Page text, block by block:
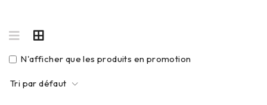
Tri par défaut
N'afficher que les produits en promotion